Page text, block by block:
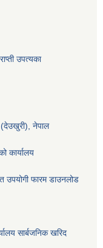
उपत्यका
(देउखुरी), नेपाल
कार्यालय
उपयोगी फारम डाउनलोड
सार्बजनिक खरिद